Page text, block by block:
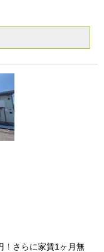
！さらに家賃1ヶ月無